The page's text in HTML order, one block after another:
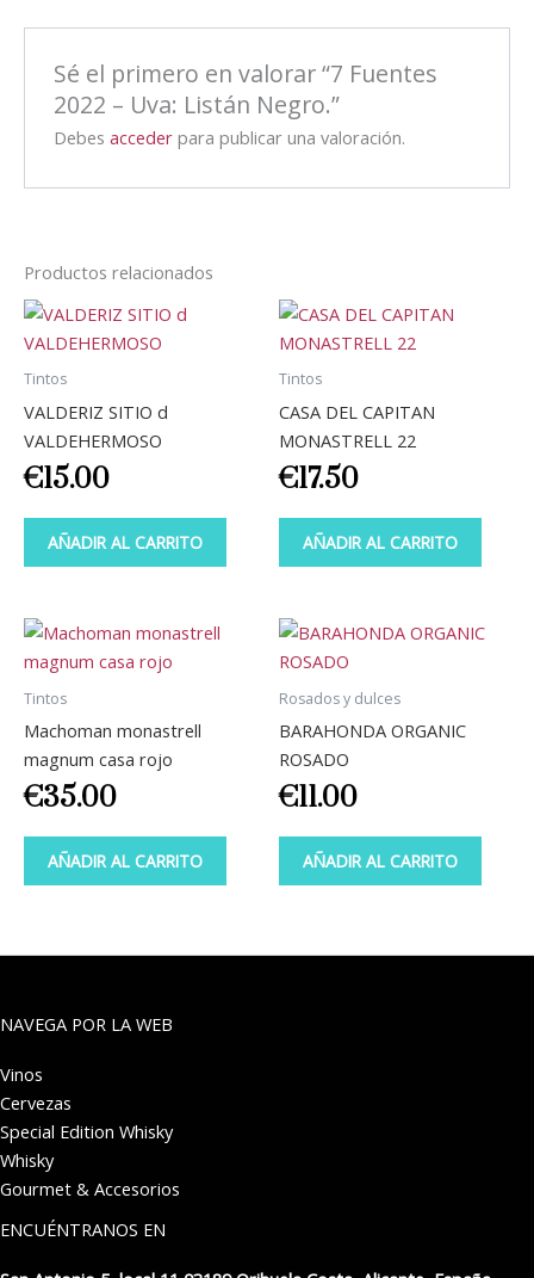
Sé el primero en valorar “7 Fuentes
2022 – Uva: Listán Negro.”
Debesacceder para publicar una valoración.
Productos relacionados
Tintos
VALDERIZ SITIO d
VALDEHERMOSO
€15.00
AÑADIR AL CARRITO
Tintos
CASA DEL CAPITAN
MONASTRELL 22
€17.50
AÑADIR AL CARRITO
Tintos
Machoman monastrell
magnum casa rojo
€35.00
AÑADIR AL CARRITO
Rosados y dulces
BARAHONDA ORGANIC
ROSADO
€11.00
AÑADIR AL CARRITO
NAVEGA POR LA WEB
Vinos
Cervezas
Special Edition Whisky
Whisky
Gourmet & Accesorios
ENCUÉNTRANOS EN